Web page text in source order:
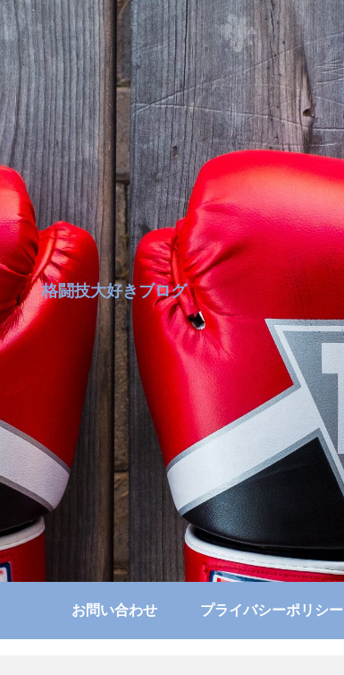
格闘技大好きブログ
お問い合わせ プライバシーポリシー